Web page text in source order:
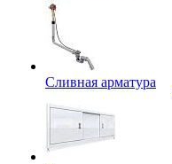
Сливная арматура